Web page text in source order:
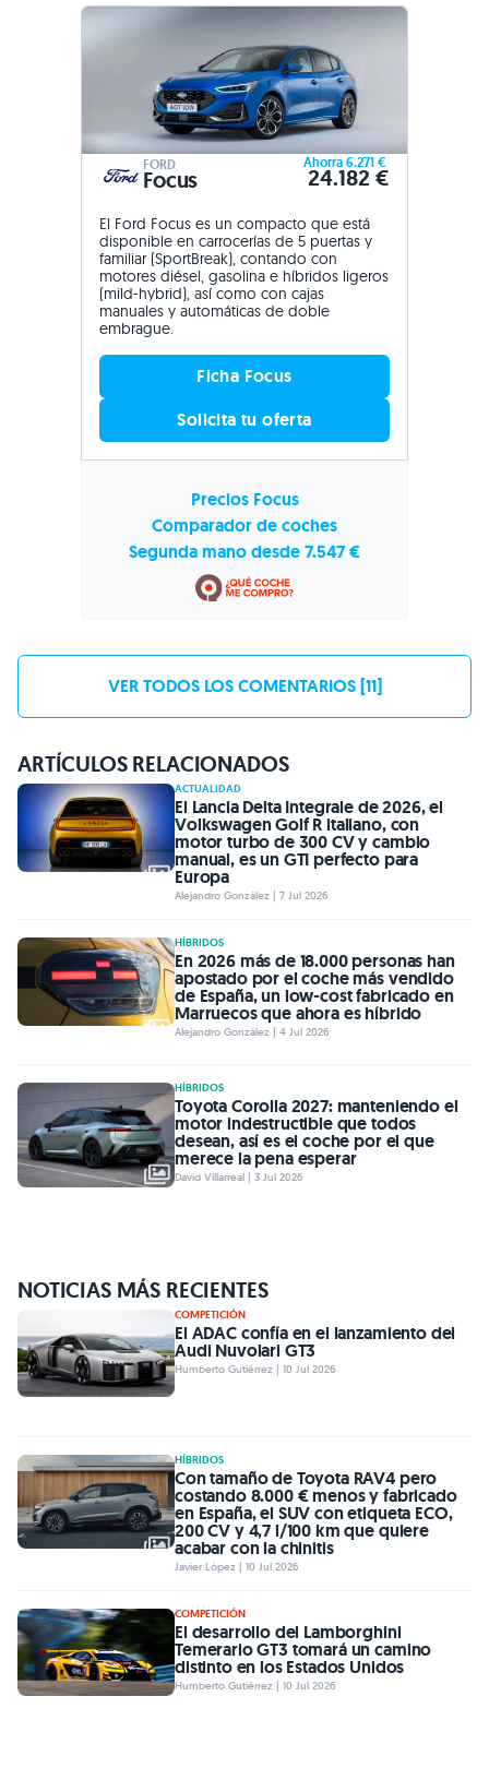
FORD
Focus
Ahorra 6.271 €
24.182 €
El Ford Focus es un compacto que está
disponible en carrocerías de 5 puertas y
familiar (SportBreak), contando con
motores diésel, gasolina e híbridos ligeros
(mild-hybrid), así como con cajas
manuales y automáticas de doble
embrague.
Ficha Focus
Solicita tu oferta
Precios Focus
Comparador de coches
Segunda mano desde 7.547 €
VER TODOS LOS COMENTARIOS [11]
ARTÍCULOS RELACIONADOS
ACTUALIDAD
El Lancia Delta Integrale de 2026, el
Volkswagen Golf R italiano, con
motor turbo de 300 CV y cambio
manual, es un GTI perfecto para
Europa
Alejandro González | 7 Jul 2026
HÍBRIDOS
En 2026 más de 18.000 personas han
apostado por el coche más vendido
de España, un low-cost fabricado en
Marruecos que ahora es híbrido
Alejandro González | 4 Jul 2026
HÍBRIDOS
Toyota Corolla 2027: manteniendo el
motor indestructible que todos
desean, así es el coche por el que
merece la pena esperar
David Villarreal | 3 Jul 2026
NOTICIAS MÁS RECIENTES
COMPETICIÓN
El ADAC confía en el lanzamiento del
Audi Nuvolari GT3
Humberto Gutiérrez | 10 Jul 2026
HÍBRIDOS
Con tamaño de Toyota RAV4 pero
costando 8.000 € menos y fabricado
en España, el SUV con etiqueta ECO,
200 CV y 4,7 l/100 km que quiere
acabar con la chinitis
Javier López | 10 Jul 2026
COMPETICIÓN
El desarrollo del Lamborghini
Temerario GT3 tomará un camino
distinto en los Estados Unidos
Humberto Gutiérrez | 10 Jul 2026